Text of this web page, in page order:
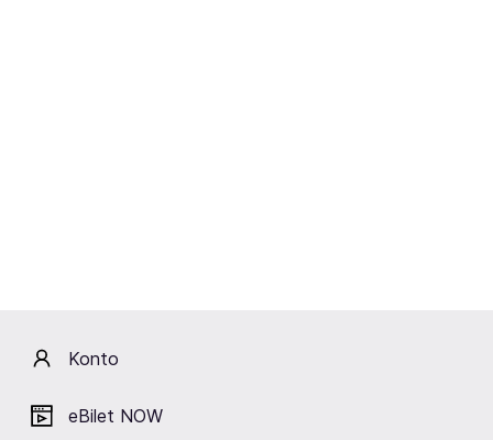
Konto
eBilet NOW
„Notturno”,
„Stan posiadania”,